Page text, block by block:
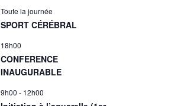
Toute la journée
SPORT CÉRÉBRAL
18h00
CONFERENCE
INAUGURABLE
9h00 - 12h00